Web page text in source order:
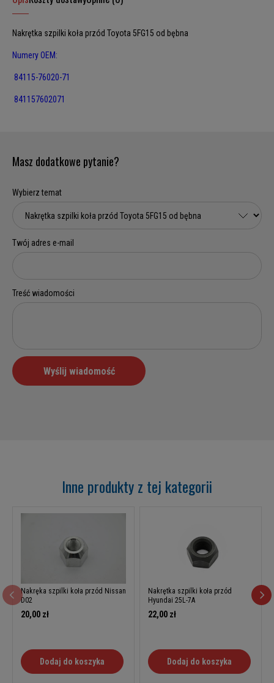
Nakrętka szpilki koła przód Toyota 5FG15 od bębna
Numery OEM:
84115-76020-71
841157602071
Masz dodatkowe pytanie?
Inne produkty z tej kategorii
Nakręka szpilki koła przód Nissan
D02
20,00 zł
Dodaj do koszyka
Nakrętka szpilki koła przód
Hyundai 25L-7A
22,00 zł
Dodaj do koszyka